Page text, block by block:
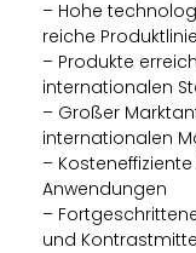
– Hohe
reiche
– Produkte
internationalen
– Großer
internationalen
–
Anwendungen
–
und